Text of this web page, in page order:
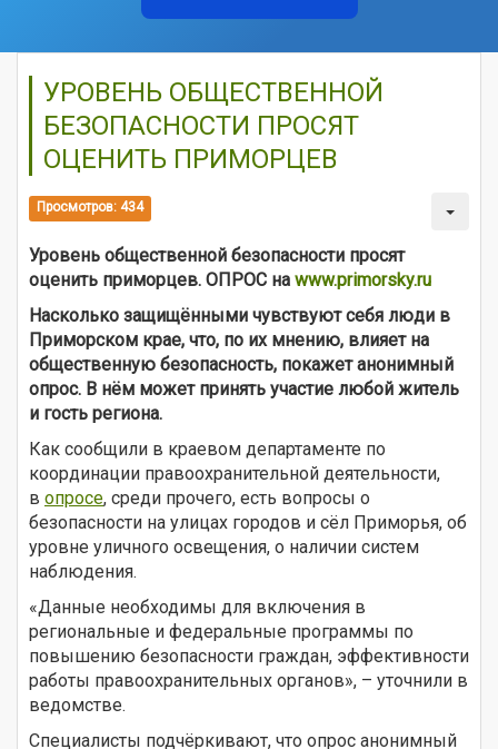
УРОВЕНЬ ОБЩЕСТВЕННОЙ
БЕЗОПАСНОСТИ ПРОСЯТ
ОЦЕНИТЬ ПРИМОРЦЕВ
Просмотров: 434
Уровень общественной безопасности просят
оценить приморцев. ОПРОС на www.primorsky.ru
Насколько защищёнными чувствуют себя люди в
Приморском крае, что, по их мнению, влияет на
общественную безопасность, покажет анонимный
опрос. В нём может принять участие любой житель
и гость региона.
Как сообщили в краевом департаменте по
координации правоохранительной деятельности,
в опросе, среди прочего, есть вопросы о
безопасности на улицах городов и сёл Приморья, об
уровне уличного освещения, о наличии систем
наблюдения.
«Данные необходимы для включения в
региональные и федеральные программы по
повышению безопасности граждан, эффективности
работы правоохранительных органов», – уточнили в
ведомстве.
Специалисты подчёркивают, что опрос анонимный